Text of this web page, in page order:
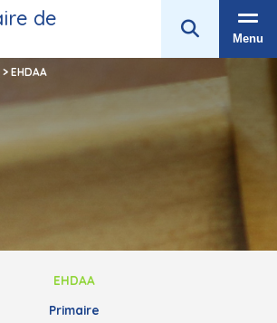
de
Menu
> EHDAA
EHDAA
Primaire